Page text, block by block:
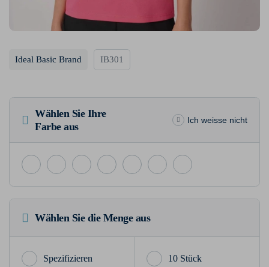
Ideal Basic Brand IB301
Wählen Sie Ihre
Farbe aus
Ich weisse nicht
Wählen Sie die Menge aus
10 Stück